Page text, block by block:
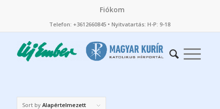
Fiókom
Telefon: +3612660845 • Nyitvatartás: H-P: 9-18
Sort by Alapértelmezett